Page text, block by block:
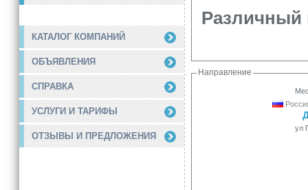
КАТАЛОГ КОМПАНИЙ
ОБЪЯВЛЕНИЯ
СПРАВКА
УСЛУГИ И ТАРИФЫ
ОТЗЫВЫ И ПРЕДЛОЖЕНИЯ
Различный
Направление
ул